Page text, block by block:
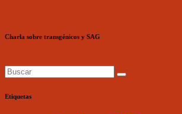
Charla sobre transgénicos y SAG
Etiquetas